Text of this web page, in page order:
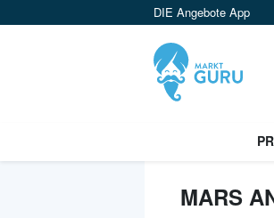
DIE Angebote App
MARS